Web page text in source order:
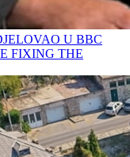
U BBC
FIXING THE